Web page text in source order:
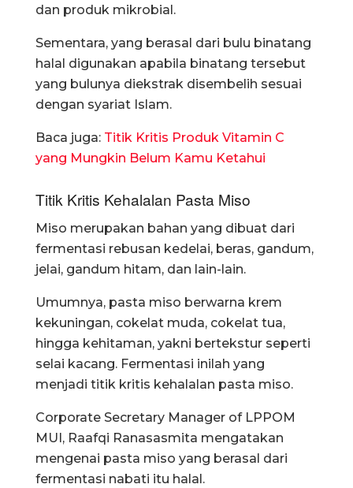
dan produk mikrobial.
Sementara, yang berasal dari bulu binatang
halal digunakan apabila binatang tersebut
yang bulunya diekstrak disembelih sesuai
dengan syariat Islam.
Baca juga: Titik Kritis Produk Vitamin C
yang Mungkin Belum Kamu Ketahui
Titik Kritis Kehalalan Pasta Miso
Miso merupakan bahan yang dibuat dari
fermentasi rebusan kedelai, beras, gandum,
jelai, gandum hitam, dan lain-lain.
Umumnya, pasta miso berwarna krem
kekuningan, cokelat muda, cokelat tua,
hingga kehitaman, yakni bertekstur seperti
selai kacang. Fermentasi inilah yang
menjadi titik kritis kehalalan pasta miso.
Corporate Secretary Manager of LPPOM
MUI, Raafqi Ranasasmita mengatakan
mengenai pasta miso yang berasal dari
fermentasi nabati itu halal.